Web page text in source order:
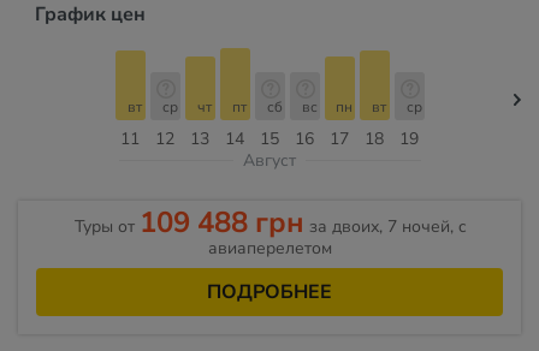
График цен
11
вт
12
ср
13
чт
14
пт
15
сб
16
вс
17
пн
18
вт
19
ср
Август
Туры от 109 488 грн за двоих, 7 ночей, c
авиаперелетом
ПОДРОБНЕЕ